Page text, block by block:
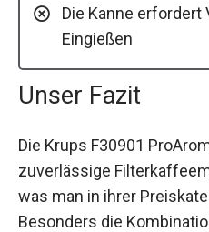
Die Kanne erfordert
Eingießen
Unser Fazit
Die Krups F30901
zuverlässige
was man in ihrer
Besonders die